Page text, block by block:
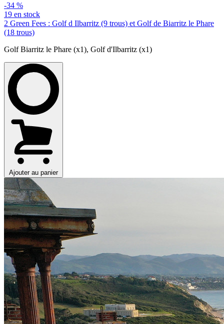
-34 %
19 en stock
2 Green Fees : Golf d Ilbarritz (9 trous) et Golf de Biarritz le Phare
(18 trous)
Golf Biarritz le Phare (x1), Golf d'Ilbarritz (x1)
Ajouter au panier